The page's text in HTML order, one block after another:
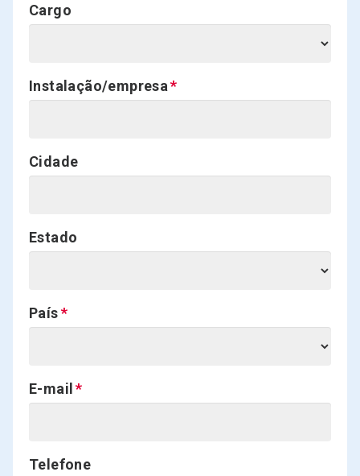
Cargo
Instalação/empresa
Cidade
Estado
País
E-mail
Telefone